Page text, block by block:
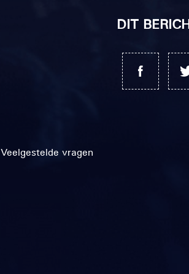
DIT
Veelgestelde vragen